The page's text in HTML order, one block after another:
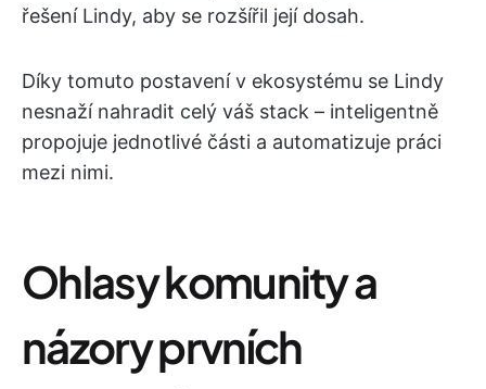
řešení Lindy, aby se rozšířil její dosah.
Díky tomuto postavení v ekosystému se Lindy
nesnaží nahradit celý váš stack – inteligentně
propojuje jednotlivé části a automatizuje práci
mezi nimi.
Ohlasy komunity a
názory prvních